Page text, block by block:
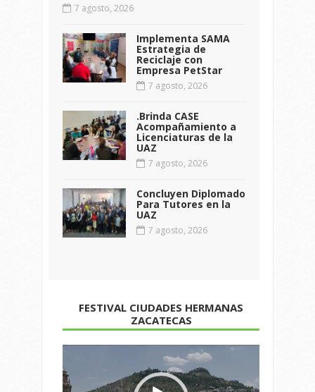
7 agosto, 2026
Implementa SAMA
Estrategia de
Reciclaje con
Empresa PetStar
7 agosto, 2026
.Brinda CASE
Acompañamiento a
Licenciaturas de la
UAZ
7 agosto, 2026
Concluyen Diplomado
Para Tutores en la
UAZ
7 agosto, 2026
FESTIVAL CIUDADES HERMANAS
ZACATECAS
de
vídeo